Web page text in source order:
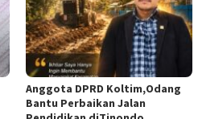
Anggota DPRD Koltim,Odang
Bantu Perbaikan Jalan